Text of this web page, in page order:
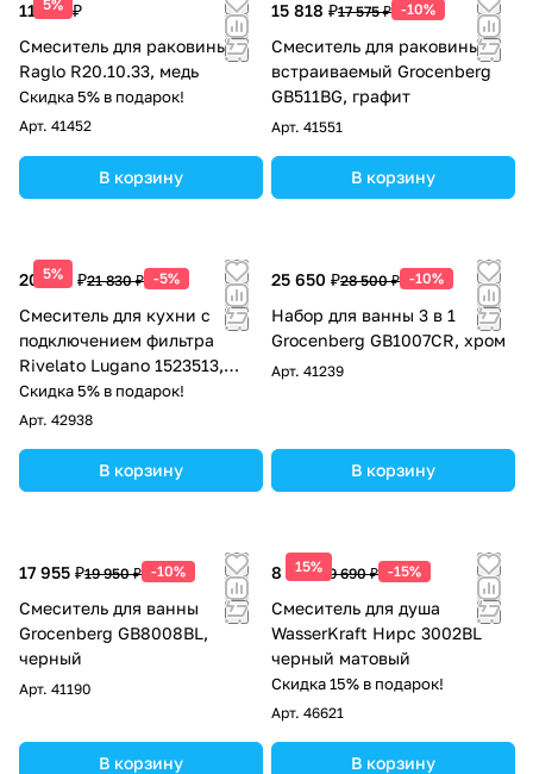
5%
11 537 ₽
Смеситель для раковины
Raglo R20.10.33, медь
Скидка 5% в подарок!
Арт. 41452
В корзину
15 818 ₽17 575 ₽ -10%
Смеситель для раковины
встраиваемый Grocenberg
GB511BG, графит
Арт. 41551
В корзину
5%
20 739 ₽21 830 ₽ -5%
Смеситель для кухни с
подключением фильтра
Rivelato Lugano 1523513,
черный/хром
Скидка 5% в подарок!
Арт. 42938
В корзину
25 650 ₽28 500 ₽ -10%
Набор для ванны 3 в 1
Grocenberg GB1007CR, хром
Арт. 41239
В корзину
17 955 ₽19 950 ₽ -10%
Смеситель для ванны
Grocenberg GB8008BL,
черный
Арт. 41190
В корзину
15%
8 237 ₽ 9 690 ₽ -15%
Смеситель для душа
WasserKraft Нирс 3002BL
черный матовый
Скидка 15% в подарок!
Арт. 46621
В корзину